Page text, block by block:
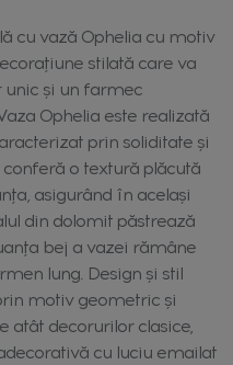
cu vază Ophelia cu motiv
stilată care va
unic și un farmec
Ophelia este realizată
prin soliditate și
o textură plăcută
asigurând în același
din dolomit păstrează
bej a vazei rămâne
lung. Design și stil
motiv geometric și
atât decorurilor clasice,
cu luciu emailat